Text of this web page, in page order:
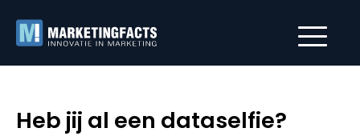
Heb jij al een dataselfie?